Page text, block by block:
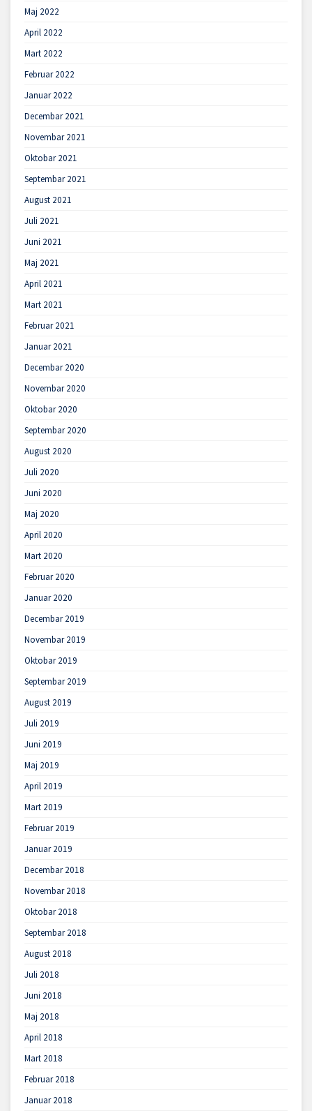
Maj 2022
April 2022
Mart 2022
Februar 2022
Januar 2022
Decembar 2021
Novembar 2021
Oktobar 2021
Septembar 2021
August 2021
Juli 2021
Juni 2021
Maj 2021
April 2021
Mart 2021
Februar 2021
Januar 2021
Decembar 2020
Novembar 2020
Oktobar 2020
Septembar 2020
August 2020
Juli 2020
Juni 2020
Maj 2020
April 2020
Mart 2020
Februar 2020
Januar 2020
Decembar 2019
Novembar 2019
Oktobar 2019
Septembar 2019
August 2019
Juli 2019
Juni 2019
Maj 2019
April 2019
Mart 2019
Februar 2019
Januar 2019
Decembar 2018
Novembar 2018
Oktobar 2018
Septembar 2018
August 2018
Juli 2018
Juni 2018
Maj 2018
April 2018
Mart 2018
Februar 2018
Januar 2018